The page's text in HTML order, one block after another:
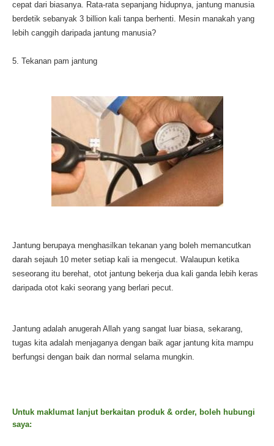
cepat dari biasanya. Rata-rata sepanjang hidupnya, jantung manusia
berdetik sebanyak 3 billion kali tanpa berhenti. Mesin manakah yang
lebih canggih daripada jantung manusia?
5. Tekanan pam jantung
Jantung berupaya menghasilkan tekanan yang boleh memancutkan
darah sejauh 10 meter setiap kali ia mengecut. Walaupun ketika
seseorang itu berehat, otot jantung bekerja dua kali ganda lebih keras
daripada otot kaki seorang yang berlari pecut.
Jantung adalah anugerah Allah yang sangat luar biasa, sekarang,
tugas kita adalah menjaganya dengan baik agar jantung kita mampu
berfungsi dengan baik dan normal selama mungkin.
Untuk maklumat lanjut berkaitan produk & order, boleh hubungi
saya: